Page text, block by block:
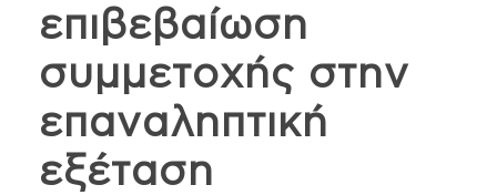
επιβεβαίωση
συμμετοχής στην
επαναληπτική
εξέταση